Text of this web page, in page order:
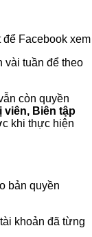
Facebook
vài tuần để theo
còn quyền
viên, Biên tập
khi thực hiện
bản quyền
khoản đã từng